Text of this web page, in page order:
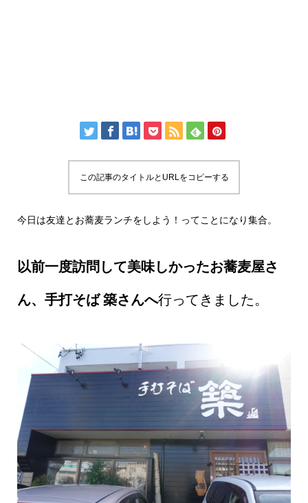
この記事のタイトルとURLをコピーする
今日は友達とお蕎麦ランチをしよう！ってことになり集合。
以前一度訪問して美味しかったお蕎麦屋さ
ん、手打そば 築さんへ行ってきました。